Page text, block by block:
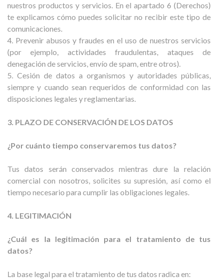
nuestros productos y servicios. En el apartado 6 (Derechos)
te explicamos cómo puedes solicitar no recibir este tipo de
comunicaciones.
4. Prevenir abusos y fraudes en el uso de nuestros servicios
(por ejemplo, actividades fraudulentas, ataques de
denegación de servicios, envío de spam, entre otros).
5. Cesión de datos a organismos y autoridades públicas,
siempre y cuando sean requeridos de conformidad con las
disposiciones legales y reglamentarias.
3. PLAZO DE CONSERVACIÓN DE LOS DATOS
¿Por cuánto tiempo conservaremos tus datos?
Tus datos serán conservados mientras dure la relación
comercial con nosotros, solicites su supresión, así como el
tiempo necesario para cumplir las obligaciones legales.
4. LEGITIMACIÓN
¿Cuál es la legitimación para el tratamiento de tus
datos?
La base legal para el tratamiento de tus datos radica en: